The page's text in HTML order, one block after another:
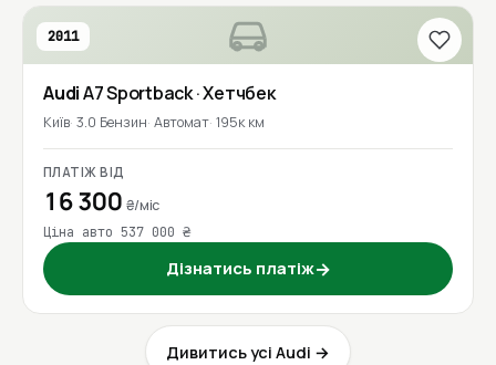
2011
AudiA7 Sportback· Хетчбек
Київ 3.0 Бензин Автомат 195к км
ПЛАТІЖ ВІД
16 300 ₴/міс
Ціна авто 537 000 ₴
Дізнатись платіж→
Дивитись усі Audi →